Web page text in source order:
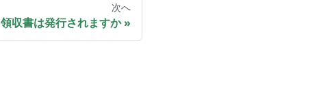
次へ
領収書は発行されますか